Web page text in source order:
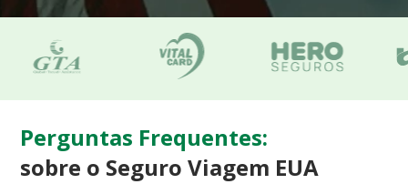
Perguntas Frequentes:
sobre o Seguro Viagem EUA